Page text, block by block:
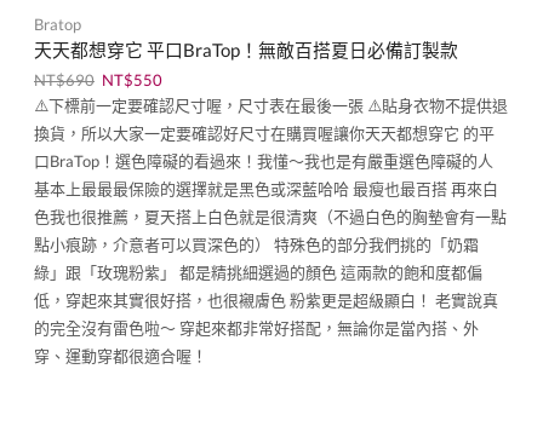
Bratop
天天都想穿它 平口BraTop！無敵百搭夏日必備訂製款
NT$690 NT$550
⚠️下標前一定要確認尺寸喔，尺寸表在最後一張 ⚠️貼身衣物不提供退
換貨，所以大家一定要確認好尺寸在購買喔讓你天天都想穿它 的平
口BraTop！選色障礙的看過來！我懂～我也是有嚴重選色障礙的人
基本上最最最保險的選擇就是黑色或深藍哈哈 最瘦也最百搭 再來白
色我也很推薦，夏天搭上白色就是很清爽（不過白色的胸墊會有一點
點小痕跡，介意者可以買深色的） 特殊色的部分我們挑的「奶霜
綠」跟「玫瑰粉紫」 都是精挑細選過的顏色 這兩款的飽和度都偏
低，穿起來其實很好搭，也很襯膚色 粉紫更是超級顯白！ 老實說真
的完全沒有雷色啦～ 穿起來都非常好搭配，無論你是當內搭、外
穿、運動穿都很適合喔！